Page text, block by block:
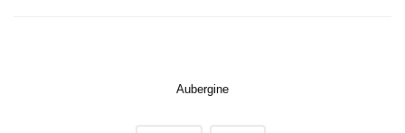
Aubergine